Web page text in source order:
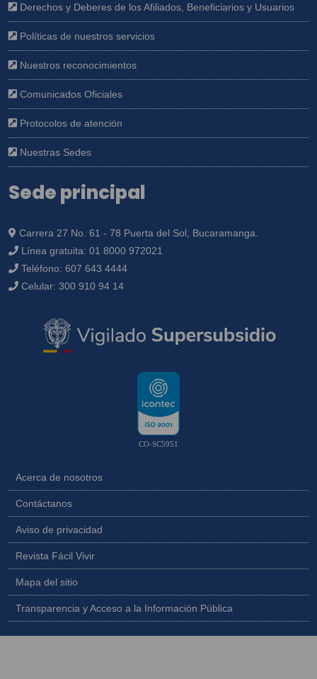
Derechos y Deberes de los Afiliados, Beneficiarios y Usuarios
Políticas de nuestros servicios
Nuestros reconocimientos
Comunicados Oficiales
Protocolos de atención
Nuestras Sedes
Sede principal
Carrera 27 No. 61 - 78 Puerta del Sol, Bucaramanga.
Línea gratuita: 01 8000 972021
Teléfono: 607 643 4444
Celular: 300 910 94 14
CO-SC5951
Acerca de nosotros
Contáctanos
Aviso de privacidad
Revista Fácil Vivir
Mapa del sitio
Transparencia y Acceso a la Información Pública